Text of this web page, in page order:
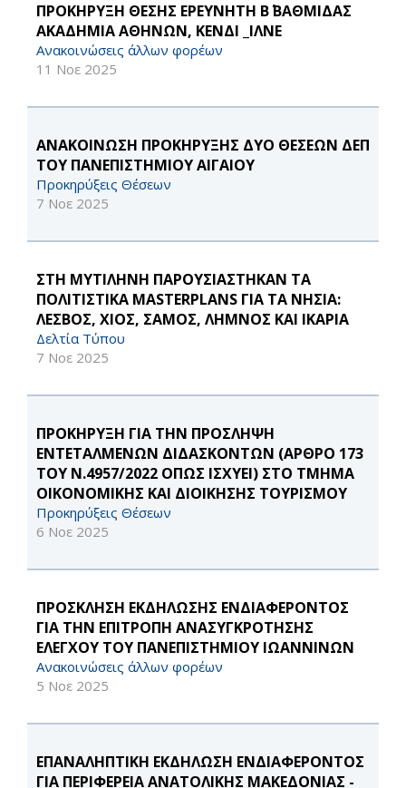
ΠΡΟΚΗΡΥΞΗ ΘΕΣΗΣ ΕΡΕΥΝΗΤΗ Β΄ ΒΑΘΜΙΔΑΣ
ΑΚΑΔΗΜΙΑ ΑΘΗΝΩΝ, ΚΕΝΔΙ _ΙΛΝΕ
Ανακοινώσεις άλλων φορέων
11 Νοε 2025
ΑΝΑΚΟΙΝΩΣΗ ΠΡΟΚΗΡΥΞΗΣ ΔΥΟ ΘΕΣΕΩΝ ΔΕΠ
ΤΟΥ ΠΑΝΕΠΙΣΤΗΜΙΟΥ ΑΙΓΑΙΟΥ
Προκηρύξεις Θέσεων
7 Νοε 2025
ΣΤΗ ΜΥΤΙΛΗΝΗ ΠΑΡΟΥΣΙΑΣΤΗΚΑΝ ΤΑ
ΠΟΛΙΤΙΣΤΙΚΑ MASTERPLANS ΓΙΑ ΤΑ ΝΗΣΙΑ:
ΛΕΣΒΟΣ, ΧΙΟΣ, ΣΑΜΟΣ, ΛΗΜΝΟΣ ΚΑΙ ΙΚΑΡΙΑ
Δελτία Τύπου
7 Νοε 2025
ΠΡΟΚΗΡΥΞΗ ΓΙΑ ΤΗΝ ΠΡΟΣΛΗΨΗ
ΕΝΤΕΤΑΛΜΕΝΩΝ ΔΙΔΑΣΚΟΝΤΩΝ (ΑΡΘΡΟ 173
ΤΟΥ Ν.4957/2022 ΟΠΩΣ ΙΣΧΥΕΙ) ΣΤΟ ΤΜΗΜΑ
ΟΙΚΟΝΟΜΙΚΗΣ ΚΑΙ ΔΙΟΙΚΗΣΗΣ ΤΟΥΡΙΣΜΟΥ
Προκηρύξεις Θέσεων
6 Νοε 2025
ΠΡΟΣΚΛΗΣΗ ΕΚΔΗΛΩΣΗΣ ΕΝΔΙΑΦΕΡΟΝΤΟΣ
ΓΙΑ ΤΗΝ ΕΠΙΤΡΟΠΗ ΑΝΑΣΥΓΚΡΟΤΗΣΗΣ
ΕΛΕΓΧΟΥ ΤΟΥ ΠΑΝΕΠΙΣΤΗΜΙΟΥ ΙΩΑΝΝΙΝΩΝ
Ανακοινώσεις άλλων φορέων
5 Νοε 2025
EΠΑΝΑΛΗΠΤΙΚΗ ΕΚΔΗΛΩΣΗ ΕΝΔΙΑΦΕΡΟΝΤΟΣ
ΓΙΑ ΠΕΡΙΦΕΡΕΙΑ ΑΝΑΤΟΛΙΚΗΣ ΜΑΚΕΔΟΝΙΑΣ -